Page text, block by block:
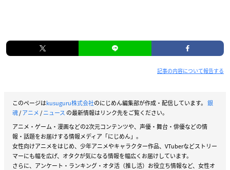
記事の内容について報告する
このページはkusuguru株式会社のにじめん編集部が作成・配信しています。 銀
魂/アニメ/ニュース の最新情報はリンク先をご覧ください。
アニメ・ゲーム・漫画などの2次元コンテンツや、声優・舞台・俳優などの情
報・話題をお届けする情報メディア「にじめん」。
女性向けアニメをはじめ、少年アニメやキャラクター作品、VTuberなどストリー
マーにも幅を広げ、オタクが気になる情報を幅広くお届けしています。
さらに、アンケート・ランキング・オタ活（推し活）お役立ち情報など、女性オ